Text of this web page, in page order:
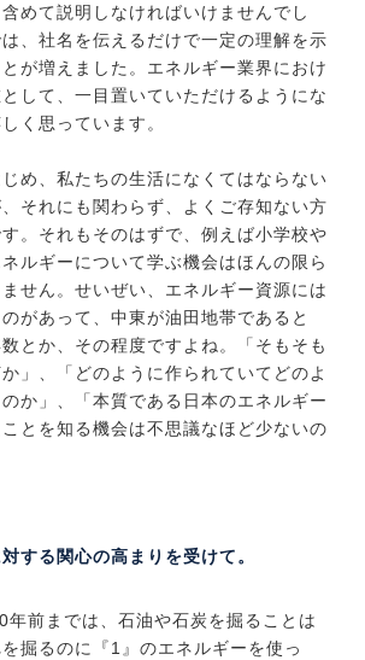
めて説明しなければいけませんでし
、社名を伝えるだけで一定の理解を示
が増えました。エネルギー業界におけ
して、一目置いていただけるようにな
く思っています。
め、私たちの生活になくてはならない
それにも関わらず、よくご存知ない方
。それもそのはずで、例えば小学校や
ルギーについて学ぶ機会はほんの限ら
せん。せいぜい、エネルギー資源には
があって、中東が油田地帯であると
とか、その程度ですよね。「そもそも
」、「どのように作られていてどのよ
か」、「本質である日本のエネルギー
とを知る機会は不思議なほど少ないの
する関心の高まりを受けて。
年前までは、石油や石炭を掘ることは
掘るのに『1』のエネルギーを使っ